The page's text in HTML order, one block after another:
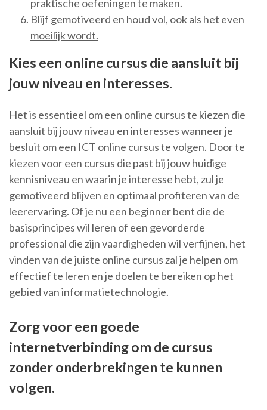
praktische oefeningen te maken.
Blijf gemotiveerd en houd vol, ook als het even
moeilijk wordt.
Kies een online cursus die aansluit bij
jouw niveau en interesses.
Het is essentieel om een online cursus te kiezen die
aansluit bij jouw niveau en interesses wanneer je
besluit om een ICT online cursus te volgen. Door te
kiezen voor een cursus die past bij jouw huidige
kennisniveau en waarin je interesse hebt, zul je
gemotiveerd blijven en optimaal profiteren van de
leerervaring. Of je nu een beginner bent die de
basisprincipes wil leren of een gevorderde
professional die zijn vaardigheden wil verfijnen, het
vinden van de juiste online cursus zal je helpen om
effectief te leren en je doelen te bereiken op het
gebied van informatietechnologie.
Zorg voor een goede
internetverbinding om de cursus
zonder onderbrekingen te kunnen
volgen.